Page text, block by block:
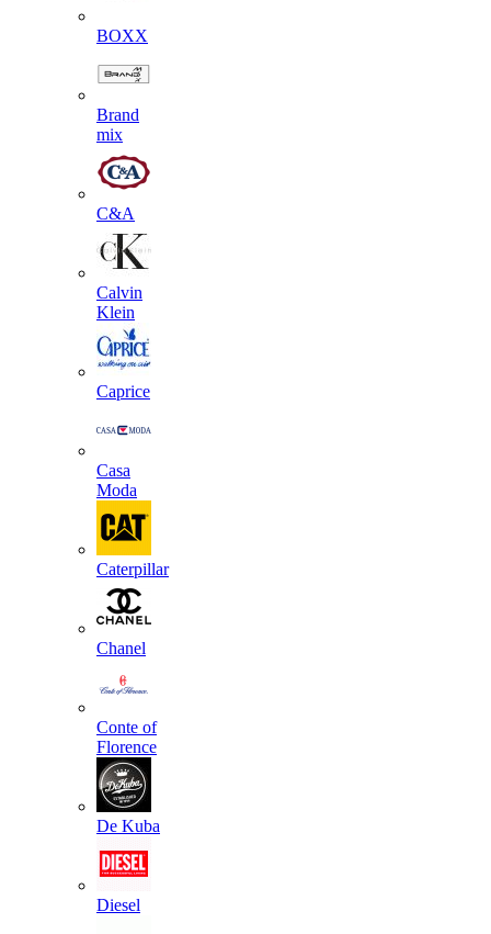
BOXX
Brand
mix
C&A
Calvin
Klein
Caprice
Casa
Moda
Caterpillar
Chanel
Conte of
Florence
De Kuba
Diesel